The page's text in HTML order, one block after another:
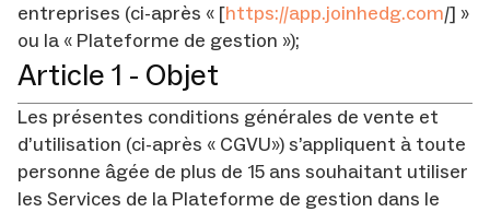
entreprises (ci-après « [https://app.joinhedg.com/] »
ou la « Plateforme de gestion »);
Article 1 - Objet
Les présentes conditions générales de vente et
d’utilisation (ci-après « CGVU») s’appliquent à toute
personne âgée de plus de 15 ans souhaitant utiliser
les Services de la Plateforme de gestion dans le